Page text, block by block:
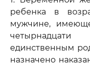
ребенка в
мужчине,
единственным
назначено